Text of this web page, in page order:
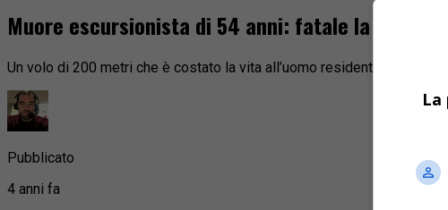
Muore escursionista di 54 anni: fatale la caduta
Un volo di 200 metri che è costato la vita all’uomo residente a Verbania
Pubblicato
4 anni fa
La